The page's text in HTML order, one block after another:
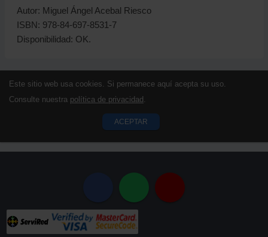
Autor: Miguel Ángel Acebal Riesco
ISBN: 978-84-697-8531-7
Disponibilidad: OK.
Este sitio web usa cookies. Si permanece aquí acepta su uso.
Consulte nuestra política de privacidad .
ACEPTAR